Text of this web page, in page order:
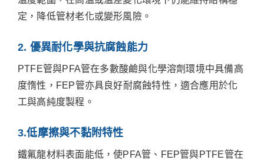
定，降低管材老化或變形風險。
2. 優異耐化學與抗腐蝕能力
PTFE管與PFA管在多數酸鹼與化學溶劑環境中具備高
度惰性，FEP管亦具良好耐腐蝕特性，適合應用於化
工與高純度製程。
3.低摩擦與不黏附特性
鐵氟龍材料表面能低，使PFA管、FEP管與PTFE管在